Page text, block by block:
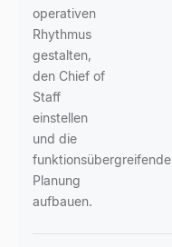
operativen
Rhythmus
gestalten,
den Chief of
Staff
einstellen
und die
funktionsübergreifende
Planung
aufbauen.